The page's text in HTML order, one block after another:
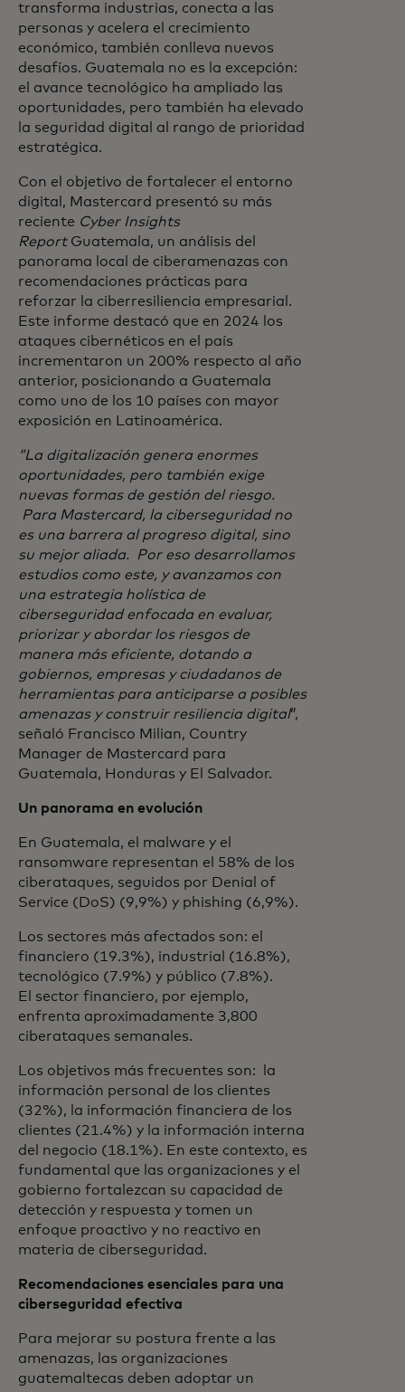
transforma industrias, conecta a las
personas y acelera el crecimiento
económico, también conlleva nuevos
desafíos. Guatemala no es la excepción:
el avance tecnológico ha ampliado las
oportunidades, pero también ha elevado
la seguridad digital al rango de prioridad
estratégica.
Con el objetivo de fortalecer el entorno
digital, Mastercard presentó su más
reciente Cyber Insights
ReportGuatemala, un análisis del
panorama local de ciberamenazas con
recomendaciones prácticas para
reforzar la ciberresiliencia empresarial.
Este informe destacó que en 2024 los
ataques cibernéticos en el país
incrementaron un 200% respecto al año
anterior, posicionando a Guatemala
como uno de los 10 países con mayor
exposición en Latinoamérica.
“La digitalización genera enormes
oportunidades, pero también exige
nuevas formas de gestión del riesgo.
Para Mastercard, la ciberseguridad no
es una barrera al progreso digital, sino
su mejor aliada. Por eso desarrollamos
estudios como este, y avanzamos con
una estrategia holística de
ciberseguridad enfocada en evaluar,
priorizar y abordar los riesgos de
manera más eficiente, dotando a
gobiernos, empresas y ciudadanos de
herramientas para anticiparse a posibles
amenazas y construir resiliencia digital”,
señaló Francisco Milian, Country
Manager de Mastercard para
Guatemala, Honduras y El Salvador.
Un panorama en evolución
En Guatemala, el malware y el
ransomware representan el 58% de los
ciberataques, seguidos por Denial of
Service (DoS) (9,9%) y phishing (6,9%).
Los sectores más afectados son: el
financiero (19.3%), industrial (16.8%),
tecnológico (7.9%) y público (7.8%).
El sector financiero, por ejemplo,
enfrenta aproximadamente 3,800
ciberataques semanales.
Los objetivos más frecuentes son: la
información personal de los clientes
(32%), la información financiera de los
clientes (21.4%) y la información interna
del negocio (18.1%). En este contexto, es
fundamental que las organizaciones y el
gobierno fortalezcan su capacidad de
detección y respuesta y tomen un
enfoque proactivo y no reactivo en
materia de ciberseguridad.
Recomendaciones esenciales para una
ciberseguridad efectiva
Para mejorar su postura frente a las
amenazas, las organizaciones
guatemaltecas deben adoptar un